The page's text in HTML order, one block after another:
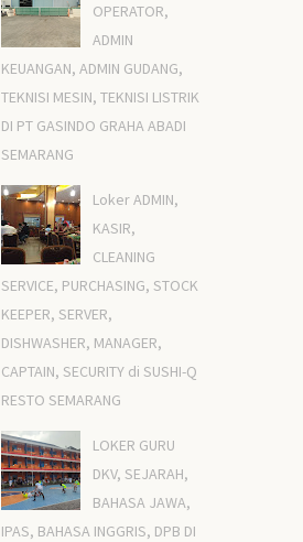
OPERATOR,
ADMIN
KEUANGAN, ADMIN GUDANG,
TEKNISI MESIN, TEKNISI LISTRIK
DI PT GASINDO GRAHA ABADI
SEMARANG
Loker ADMIN,
KASIR,
CLEANING
SERVICE, PURCHASING, STOCK
KEEPER, SERVER,
DISHWASHER, MANAGER,
CAPTAIN, SECURITY di SUSHI-Q
RESTO SEMARANG
LOKER GURU
DKV, SEJARAH,
BAHASA JAWA,
IPAS, BAHASA INGGRIS, DPB DI